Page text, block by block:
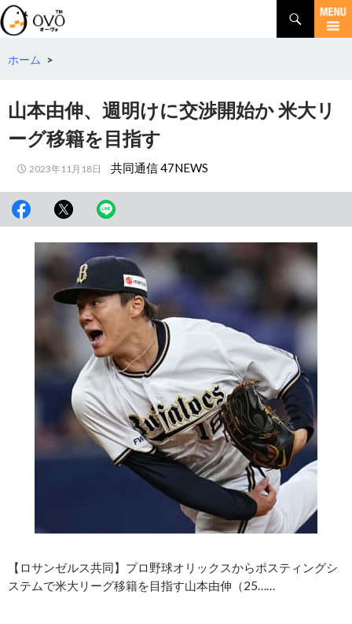
検
索
コ
テ
へ
動
ホーム >
山本由伸、週明けに交渉開始か 米大リ
ーグ移籍を目指す
2023年11月18日 共同通信 47NEWS
【ロサンゼルス共同】プロ野球オリックスからポスティングシ
ステムで米大リーグ移籍を目指す山本由伸（25……